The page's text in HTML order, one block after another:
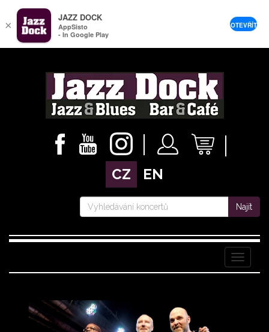
CZ EN
Najít
Menu
×
JAZZ DOCK
AppSisto
- In Google Play
OTEVŘÍT